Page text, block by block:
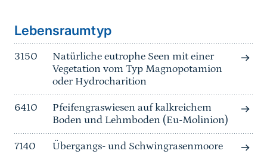
Lebensraumtyp
3150
Natürliche eutrophe Seen mit einer
Vegetation vom Typ Magnopotamion
oder Hydrocharition
6410
Pfeifengraswiesen auf kalkreichem
Boden und Lehmboden (Eu-Molinion)
7140 Übergangs- und Schwingrasenmoore